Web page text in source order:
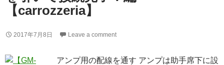
【carrozzeria】
2017年7月8日 Leave a comment
アンプ用の配線を通す アンプは助手席下に設